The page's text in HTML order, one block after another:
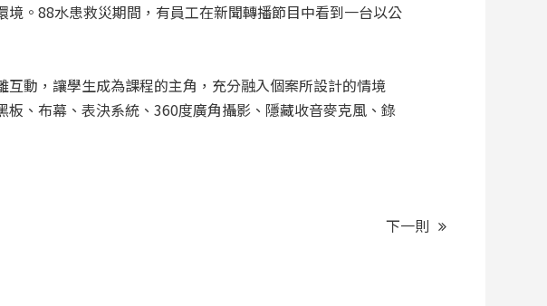
。88水患救災期間，有員工在新聞轉播節目中看到一台以公
動，讓學生成為課程的主角，充分融入個案所設計的情境
、布幕、表決系統、360度廣角攝影、隱藏收音麥克風、錄
下一則